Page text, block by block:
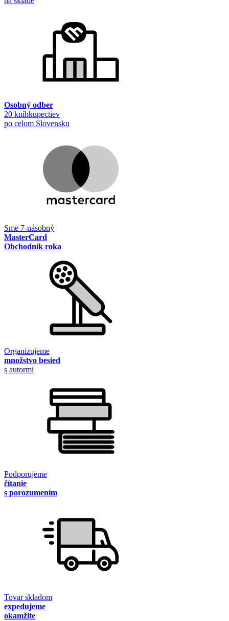
Osobný odber
20 kníhkupectiev
po celom Slovensku
Sme 7-násobný
MasterCard
Obchodník roka
Organizujeme
množstvo besied
s autormi
Podporujeme
čítanie
s porozumením
Tovar skladom
expedujeme
okamžite